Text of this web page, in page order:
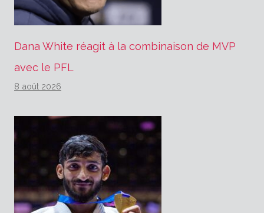
Dana White réagit à la combinaison de MVP
avec le PFL
8 août 2026